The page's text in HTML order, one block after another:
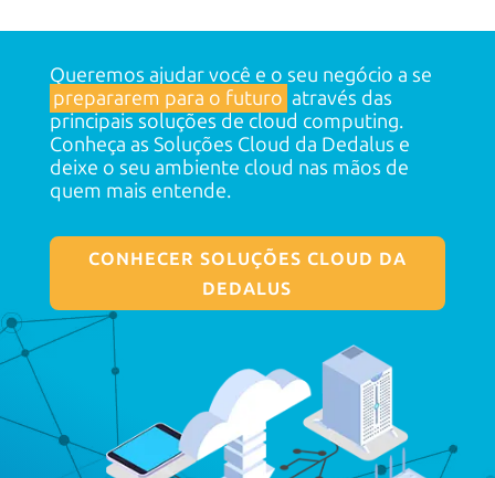
Queremos ajudar você e o seu negócio a se
prepararem para o futuro através das
principais soluções de cloud computing.
Conheça as Soluções Cloud da Dedalus e
deixe o seu ambiente cloud nas mãos de
quem mais entende.
CONHECER SOLUÇÕES CLOUD DA
DEDALUS